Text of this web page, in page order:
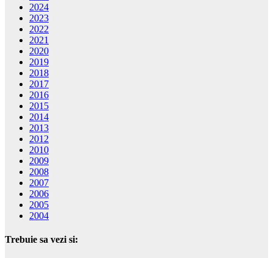
2024
2023
2022
2021
2020
2019
2018
2017
2016
2015
2014
2013
2012
2010
2009
2008
2007
2006
2005
2004
Trebuie sa vezi si: